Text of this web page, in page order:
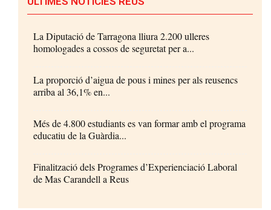
La Diputació de Tarragona lliura 2.200 ulleres
homologades a cossos de seguretat per a...
La proporció d’aigua de pous i mines per als reusencs
arriba al 36,1% en...
Més de 4.800 estudiants es van formar amb el programa
educatiu de la Guàrdia...
Finalització dels Programes d’Experienciació Laboral
de Mas Carandell a Reus